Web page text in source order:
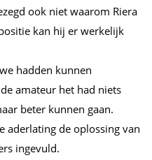
ook niet waarom Riera
kan hij er werkelijk
hadden kunnen
amateur het had niets
beter kunnen gaan.
aderlating de oplossing van
ingevuld.